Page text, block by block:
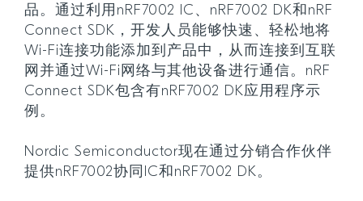
品。通过利用nRF7002 IC、nRF7002 DK和nRF
Connect SDK，开发人员能够快速、轻松地将
Wi-Fi连接功能添加到产品中，从而连接到互联
网并通过Wi-Fi网络与其他设备进行通信。nRF
Connect SDK包含有nRF7002 DK应用程序示
例。
Nordic Semiconductor现在通过分销合作伙伴
提供nRF7002协同IC和nRF7002 DK。